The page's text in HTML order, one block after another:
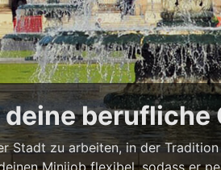
berufliche
Stadt zu arbeiten, in der